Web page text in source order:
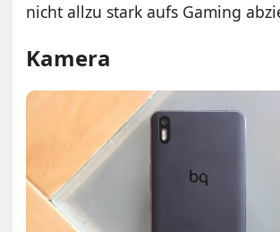
nicht allzu stark aufs Gaming
Kamera